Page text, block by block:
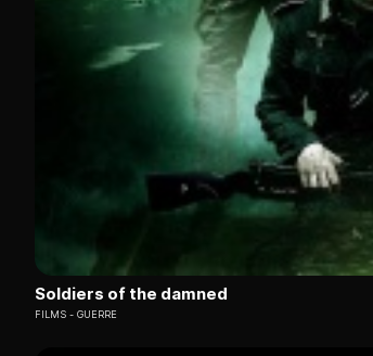
Soldiers of the damned
FILMS GUERRE